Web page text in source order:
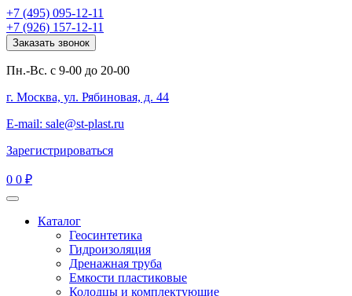
+7 (495) 095-12-11
+7 (926) 157-12-11
Заказать звонок
Пн.-Вс. с 9-00 до 20-00
г. Москва, ул. Рябиновая, д. 44
E-mail: sale@st-plast.ru
Зарегистрироваться
0 0 ₽
Каталог
Геосинтетика
Гидроизоляция
Дренажная труба
Емкости пластиковые
Колодцы и комплектующие